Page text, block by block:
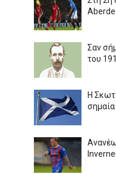
Σαν
του
Η